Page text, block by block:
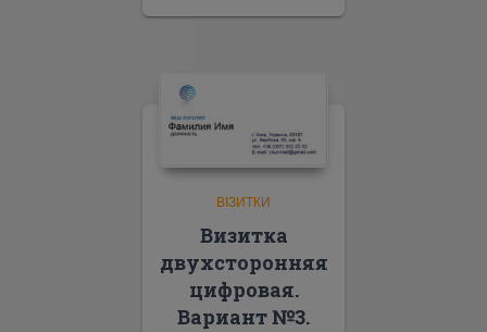
ВІЗИТКИ
Визитка
двухсторонняя
цифровая.
Вариант №3.